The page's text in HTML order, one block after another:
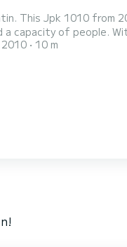
This Jpk 1010 from
of Cherbourg-en-Cotentin
2010 10 m